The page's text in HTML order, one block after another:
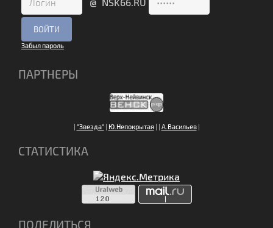
Забыл пароль
ПАРТНЕРЫ
| "Звезда"| Ю.Непокрытая| | А.Васильев|
СТАТИСТИКА
ПОДЕЛИТЬСЯ